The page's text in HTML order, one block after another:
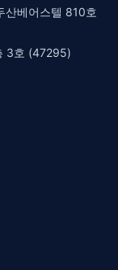
산베어스텔 810호
3호 (47295)